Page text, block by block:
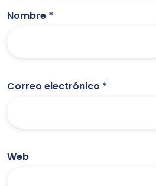
Nombre *
Correo electrónico *
Web